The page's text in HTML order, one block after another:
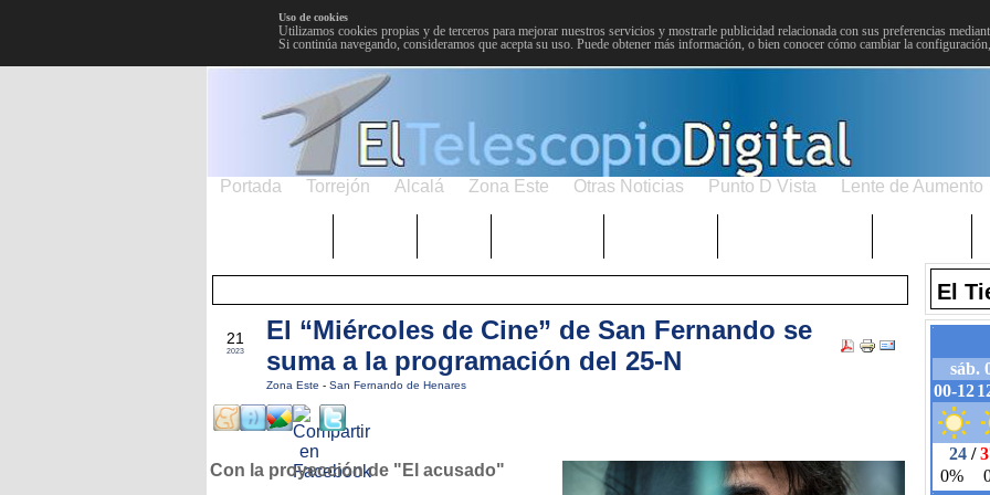
Uso de cookies
Utilizamos cookies propias y de terceros para mejorar nuestros servicios y mostrarle publicidad relacionada con sus preferencias
Si continúa navegando, consideramos que acepta su uso. Puede obtener más información, o bien conocer cómo cambiar la
Portada Torrejón Alcalá Zona Este Otras Noticias Punto D Vista Lente de Aumento
21
2023
El “Miércoles de Cine” de San Fernando se
suma a la programación del 25-N
Zona Este - San Fernando de Henares
Con la proyección de "El acusado"
El